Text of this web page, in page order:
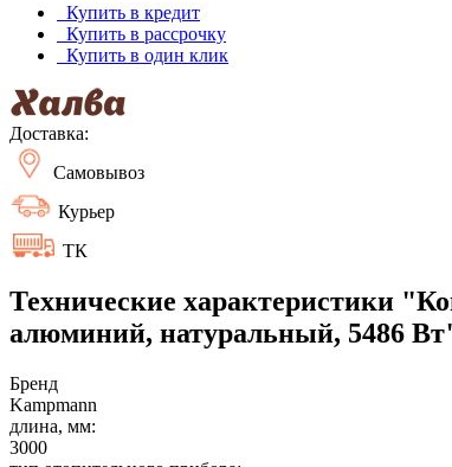
Купить в кредит
Купить в рассрочку
Купить в один клик
Доставка:
Самовывоз
Курьер
ТК
Технические характеристики
алюминий, натуральный, 5486
Бренд
Kampmann
длина, мм:
3000